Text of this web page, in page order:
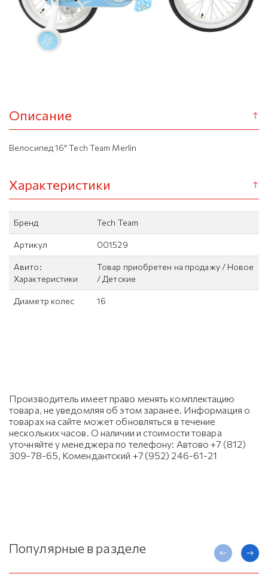
Описание
Велосипед 16" Tech Team Merlin
Характеристики
Бренд Tech Team
Артикул 001529
Авито:
Характеристики
Товар приобретен на продажу / Новое
/ Детские
Диаметр колес 16
Производитель имеет право менять комплектацию
товара, не уведомляя об этом заранее. Информация о
товарах на сайте может обновляться в течение
нескольких часов. О наличии и стоимости товара
уточняйте у менеджера по телефону: Автово +7 (812)
309-78-65, Комендантский +7 (952) 246-61-21
Популярные в разделе